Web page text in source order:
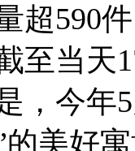
超590
至当天
，今年
美好